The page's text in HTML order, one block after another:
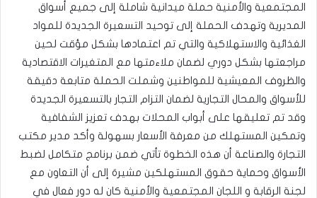
المجتمعية والأمنية حملة ميدانية شاملة إلى جميع أسواق
المديرية وتهدف الحملة إلى توحيد التسعيرة الجديدة للمواد
الغذائية والاستهلاكية والتي تم اعتمادها بشكل مؤقت لحين
مراجعتها بشكل دوري لضمان ملاءمتها مع المتغيرات الاقتصادية
والظروف المعيشية للمواطنين وشملت الحملة متابعة دقيقة
للأسواق والمحال التجارية لضمان التزام التجار بالتسعيرة الجديدة
وقد تم تعليقها على أبواب المحلات بهدف تعزيز الشفافية
وتمكين المستهلك من معرفة الأسعار بسهولة وأكد مدير مكتب
التجارة والصناعة أن هذه الخطوة تأتي ضمن برنامج متكامل لضبط
الأسواق وحماية حقوق المستهلكين مشيرة إلى أن التعاون مع
لجنة الرقابة و اللجان المجتمعية والأمنية كان له دور فعال في